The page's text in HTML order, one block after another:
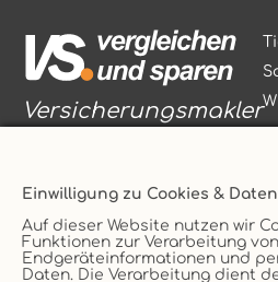
Einwilligung zu Cookies & Daten
Auf dieser Website nutzen wir
Funktionen zur Verarbeitung von
Endgeräteinformationen und
Daten. Die Verarbeitung dient
Versicherungsmakler
Vertrag widerrufen